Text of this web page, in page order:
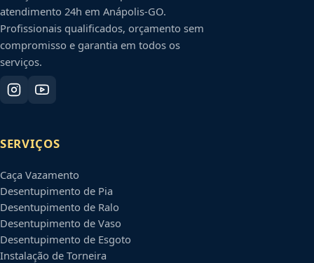
atendimento 24h em Anápolis-GO.
Profissionais qualificados, orçamento sem
compromisso e garantia em todos os
serviços.
SERVIÇOS
Caça Vazamento
Desentupimento de Pia
Desentupimento de Ralo
Desentupimento de Vaso
Desentupimento de Esgoto
Instalação de Torneira